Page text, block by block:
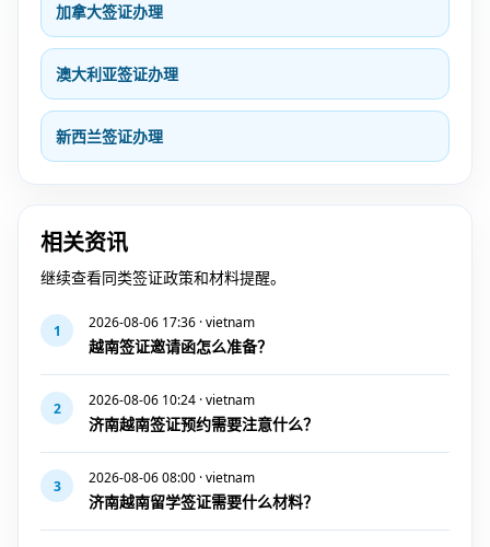
加拿大签证办理
澳大利亚签证办理
新西兰签证办理
相关资讯
继续查看同类签证政策和材料提醒。
1 2026-08-06 17:36 · vietnam
越南签证邀请函怎么准备？
2 2026-08-06 10:24 · vietnam
济南越南签证预约需要注意什么？
3 2026-08-06 08:00 · vietnam
济南越南留学签证需要什么材料？